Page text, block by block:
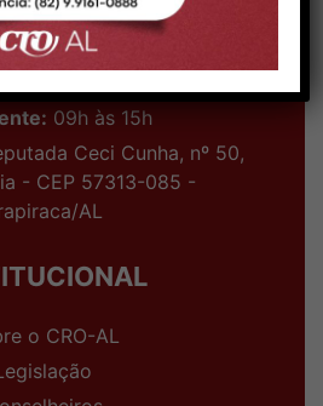
ARAPIRACA
09h às 15h
Ceci Cunha, nº 50,
- CEP 57313-085 -
AL
o CRO-AL